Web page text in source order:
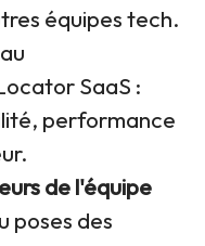
équipes tech.
SaaS :
performance
de l'équipe
poses des